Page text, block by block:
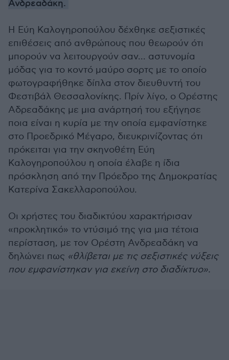
Ανδρεαδάκη.
Η Εύη Καλογηροπούλου δέχθηκε σεξιστικές
επιθέσεις από ανθρώπους που θεωρούν ότι
μπορούν να λειτουργούν σαν... αστυνομία
μόδας για το κοντό μαύρο σορτς με το οποίο
φωτογραφήθηκε δίπλα στον διευθυντή του
Φεστιβάλ Θεσσαλονίκης. Πρίν λίγο, ο Ορέστης
Αδρεαδάκης με μια ανάρτησή του εξήγησε
ποια είναι η κυρία με την οποία εμφανίστηκε
στο Προεδρικό Μέγαρο, διευκρινίζοντας ότι
πρόκειται για την σκηνοθέτη Εύη
Καλογηροπούλου η οποία έλαβε η ίδια
πρόσκληση από την Πρόεδρο της Δημοκρατίας
Κατερίνα Σακελλαροπούλου.
Οι χρήστες του διαδικτύου χαρακτήρισαν
«προκλητικό» το ντύσιμό της για μια τέτοια
περίσταση, με τον Ορέστη Ανδρεαδάκη να
δηλώνει πως «θλίβεται με τις σεξιστικές νύξεις
που εμφανίστηκαν για εκείνη στο διαδίκτυο».